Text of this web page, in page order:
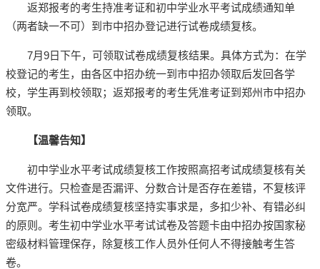
返郑报考的考生持准考证和初中学业水平考试成绩通知单
（两者缺一不可）到市中招办登记进行试卷成绩复核。
7月9日下午，可领取试卷成绩复核结果。具体方式为：在学
校登记的考生，由各区中招办统一到市中招办领取后发回各学
校，学生再到校领取；返郑报考的考生凭准考证到郑州市中招办
领取。
【温馨告知】
初中学业水平考试成绩复核工作按照高招考试成绩复核有关
文件进行。只检查是否漏评、分数合计是否存在差错，不复核评
分宽严。学科试卷成绩复核坚持实事求是，多扣少补、有错必纠
的原则。考生初中学业水平考试试卷及答题卡由中招办按国家秘
密级材料管理保存，除复核工作人员外任何人不得接触考生答
卷。